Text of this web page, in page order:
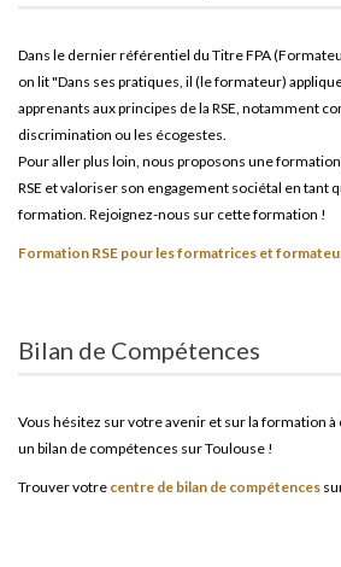
Dans le dernier référentiel du Titre FPA
on lit "Dans ses pratiques, il (le formateur)
apprenants aux principes de la RSE, notamment
discrimination ou les écogestes.
Pour aller plus loin, nous proposons une
RSE et valoriser son engagement sociétal en tant
formation. Rejoignez-nous sur cette formation !
Formation RSE pour les formatrices et
Bilan de Compétences
Vous hésitez sur votre avenir et sur la formation à
un bilan de compétences sur Toulouse !
Trouver votre centre de bilan de compétences